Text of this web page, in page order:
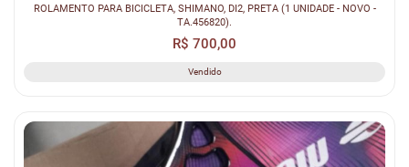
ROLAMENTO PARA BICICLETA, SHIMANO, DI2, PRETA (1 UNIDADE - NOVO -
TA.456820).
R$ 700,00
Vendido